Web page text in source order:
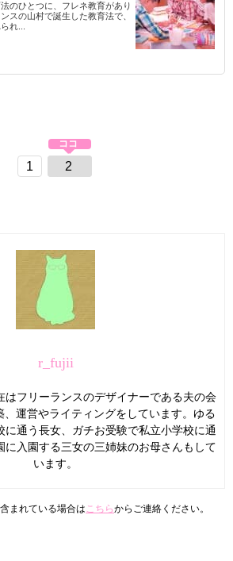
のひとつに、フレネ教育があり
スの山村で誕生した教育法で、
れ...
1 2
r_fujii
はフリーランスのデザイナーである夫の会
、運営やライティングをしています。ゆる
に通う長女、ガチお受験で私立小学校に通
に入園する三女の三姉妹のお母さんもして
います。
まれている場合はこちらからご連絡ください。